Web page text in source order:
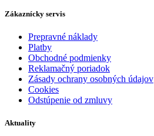
Zákaznícky servis
Prepravné náklady
Platby
Obchodné podmienky
Reklamačný poriadok
Zásady ochrany osobných údajov
Cookies
Odstúpenie od zmluvy
Aktuality